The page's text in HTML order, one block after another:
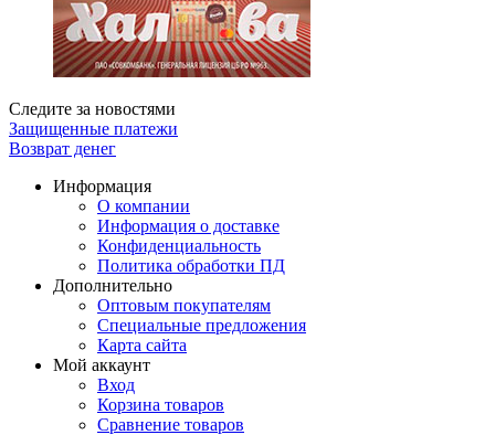
Следите за новостями
Защищенные платежи
Возврат денег
Информация
О компании
Информация о доставке
Конфиденциальность
Политика обработки ПД
Дополнительно
Оптовым покупателям
Специальные предложения
Карта сайта
Мой аккаунт
Вход
Корзина товаров
Сравнение товаров